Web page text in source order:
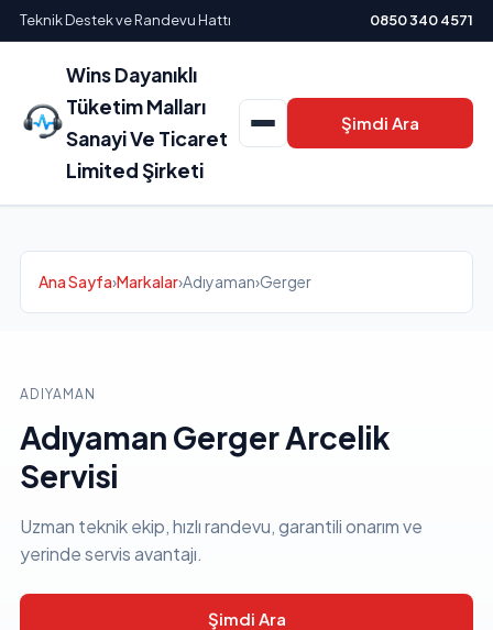
Teknik Destek ve Randevu Hattı 0850 340 4571
Wins Dayanıklı
Tüketim Malları
Sanayi Ve Ticaret
Limited Şirketi
Şimdi Ara
Ana Sayfa›Markalar›Adıyaman›Gerger
ADIYAMAN
Adıyaman Gerger Arcelik
Servisi
Uzman teknik ekip, hızlı randevu, garantili onarım ve
yerinde servis avantajı.
Şimdi Ara